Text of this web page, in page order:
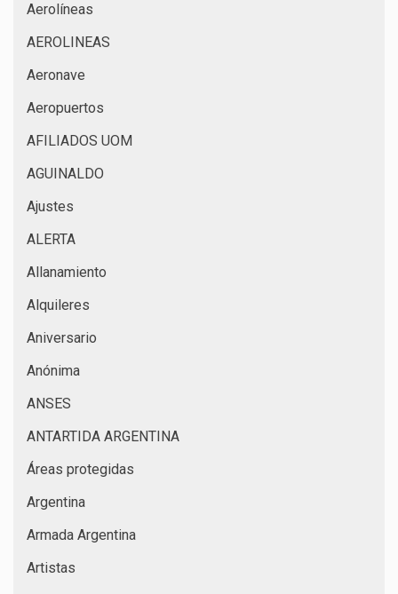
Aerolíneas
AEROLINEAS
Aeronave
Aeropuertos
AFILIADOS UOM
AGUINALDO
Ajustes
ALERTA
Allanamiento
Alquileres
Aniversario
Anónima
ANSES
ANTARTIDA ARGENTINA
Áreas protegidas
Argentina
Armada Argentina
Artistas